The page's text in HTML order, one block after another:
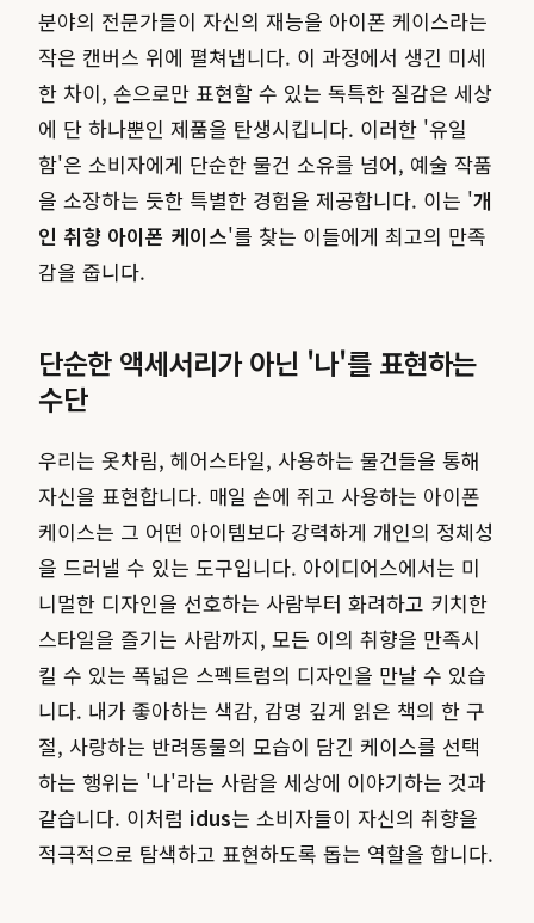
분야의 전문가들이 자신의 재능을 아이폰 케이스라는
작은 캔버스 위에 펼쳐냅니다. 이 과정에서 생긴 미세
한 차이, 손으로만 표현할 수 있는 독특한 질감은 세상
에 단 하나뿐인 제품을 탄생시킵니다. 이러한 '유일
함'은 소비자에게 단순한 물건 소유를 넘어, 예술 작품
을 소장하는 듯한 특별한 경험을 제공합니다. 이는 '개
인 취향 아이폰 케이스'를 찾는 이들에게 최고의 만족
감을 줍니다.
단순한 액세서리가 아닌 '나'를 표현하는
수단
우리는 옷차림, 헤어스타일, 사용하는 물건들을 통해
자신을 표현합니다. 매일 손에 쥐고 사용하는 아이폰
케이스는 그 어떤 아이템보다 강력하게 개인의 정체성
을 드러낼 수 있는 도구입니다. 아이디어스에서는 미
니멀한 디자인을 선호하는 사람부터 화려하고 키치한
스타일을 즐기는 사람까지, 모든 이의 취향을 만족시
킬 수 있는 폭넓은 스펙트럼의 디자인을 만날 수 있습
니다. 내가 좋아하는 색감, 감명 깊게 읽은 책의 한 구
절, 사랑하는 반려동물의 모습이 담긴 케이스를 선택
하는 행위는 '나'라는 사람을 세상에 이야기하는 것과
같습니다. 이처럼 idus는 소비자들이 자신의 취향을
적극적으로 탐색하고 표현하도록 돕는 역할을 합니다.